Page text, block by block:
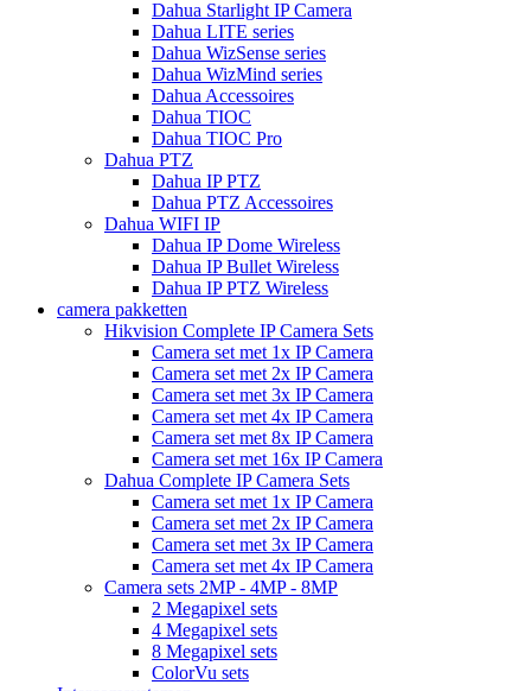
Dahua Starlight IP Camera
Dahua LITE series
Dahua WizSense series
Dahua WizMind series
Dahua Accessoires
Dahua TIOC
Dahua TIOC Pro
Dahua PTZ
Dahua IP PTZ
Dahua PTZ Accessoires
Dahua WIFI IP
Dahua IP Dome Wireless
Dahua IP Bullet Wireless
Dahua IP PTZ Wireless
camera pakketten
Hikvision Complete IP Camera Sets
Camera set met 1x IP Camera
Camera set met 2x IP Camera
Camera set met 3x IP Camera
Camera set met 4x IP Camera
Camera set met 8x IP Camera
Camera set met 16x IP Camera
Dahua Complete IP Camera Sets
Camera set met 1x IP Camera
Camera set met 2x IP Camera
Camera set met 3x IP Camera
Camera set met 4x IP Camera
Camera sets 2MP - 4MP - 8MP
2 Megapixel sets
4 Megapixel sets
8 Megapixel sets
ColorVu sets